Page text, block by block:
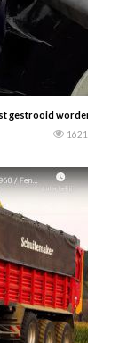
gestrooid worden.
1621